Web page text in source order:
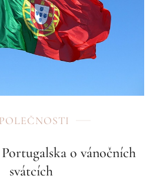
o vánočních
svátcích